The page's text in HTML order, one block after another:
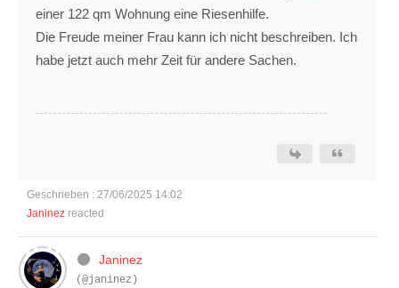
einer 122 qm Wohnung eine Riesenhilfe.
Die Freude meiner Frau kann ich nicht beschreiben. Ich
habe jetzt auch mehr Zeit für andere Sachen.
Geschrieben : 27/06/2025 14:02
Janinez reacted
Janinez
(@janinez)